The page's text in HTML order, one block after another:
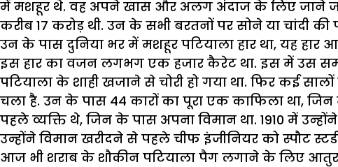
में मशहूर थे. वह अपने खास और अलग अंदाज के लिए जाने
करीब 17 करोड़ थी. उन के सभी बरतनों पर सोने या चांदी
उन के पास दुनिया भर में मशहूर पटियाला हार था, यह हार
इस हार का वजन लगभग एक हजार कैरेट था. इस में उस समय
पटियाला के शाही खजाने से चोरी हो गया था. फिर कई
चला है. उन के पास 44 कारों का पूरा एक काफिला था,
पहले व्यक्ति थे, जिन के पास अपना विमान था. 1910 में
उन्होंने विमान खरीदने से पहले चीफ इंजीनियर को स्पौट
आज भी शराब के शौकीन पटियाला पैग लगाने के लिए आतुर